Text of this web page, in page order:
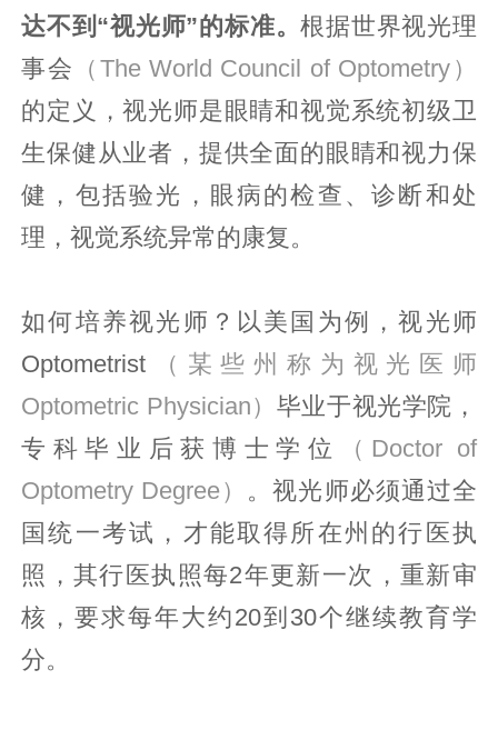
达不到“视光师”的标准。根据世界视光理
事会 （The World Council of Optometry）
的定义，视光师是眼睛和视觉系统初级卫
生保健从业者，提供全面的眼睛和视力保
健，包括验光，眼病的检查、诊断和处
理，视觉系统异常的康复。
如何培养视光师？以美国为例，视光师
Optometrist （某些州称为视光医师
Optometric Physician） 毕业于视光学院，
专科毕业后获博士学位
（Doctor of
Optometry Degree） 。视光师必须通过全
国统一考试，才能取得所在州的行医执
照，其行医执照每2年更新一次，重新审
核，要求每年大约20到30个继续教育学
分。